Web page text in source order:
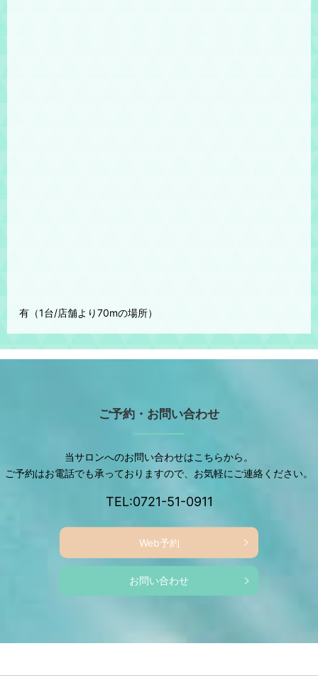
有（1台/店舗より70mの場所）
ご予約・お問い合わせ
当サロンへのお問い合わせはこちらから。
ご予約はお電話でも承っておりますので、お気軽にご連絡ください。
TEL:0721-51-0911
Web予約
お問い合わせ